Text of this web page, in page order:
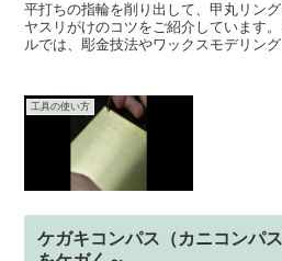
平打ちの指輪を削り出して、甲丸リン
ヤスリがけのコツをご紹介しています
ルでは、彫金技法やワックスモデリン
工具の使い方
ケガキコンパス（カニコンパ